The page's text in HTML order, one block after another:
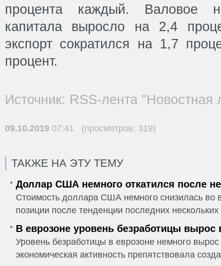
процента каждый. Валовое
капитала выросло на 2,4
экспорт сократился на 1,7
процент.
Источник: RSS-лента "Новостная
09.10.2019 07:41 (просмотров: 319)
ТАКЖЕ НА ЭТУ ТЕМУ
Доллар США немного откатился после
Стоимость доллара США немного снизилась во
позиции после тенденции последних
В еврозоне уровень безработицы вырос
Уровень безработицы в еврозоне немного
экономическая активность препятствовала